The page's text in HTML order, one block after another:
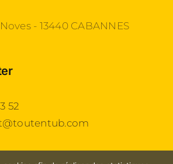
- 13440 CABANNES
52